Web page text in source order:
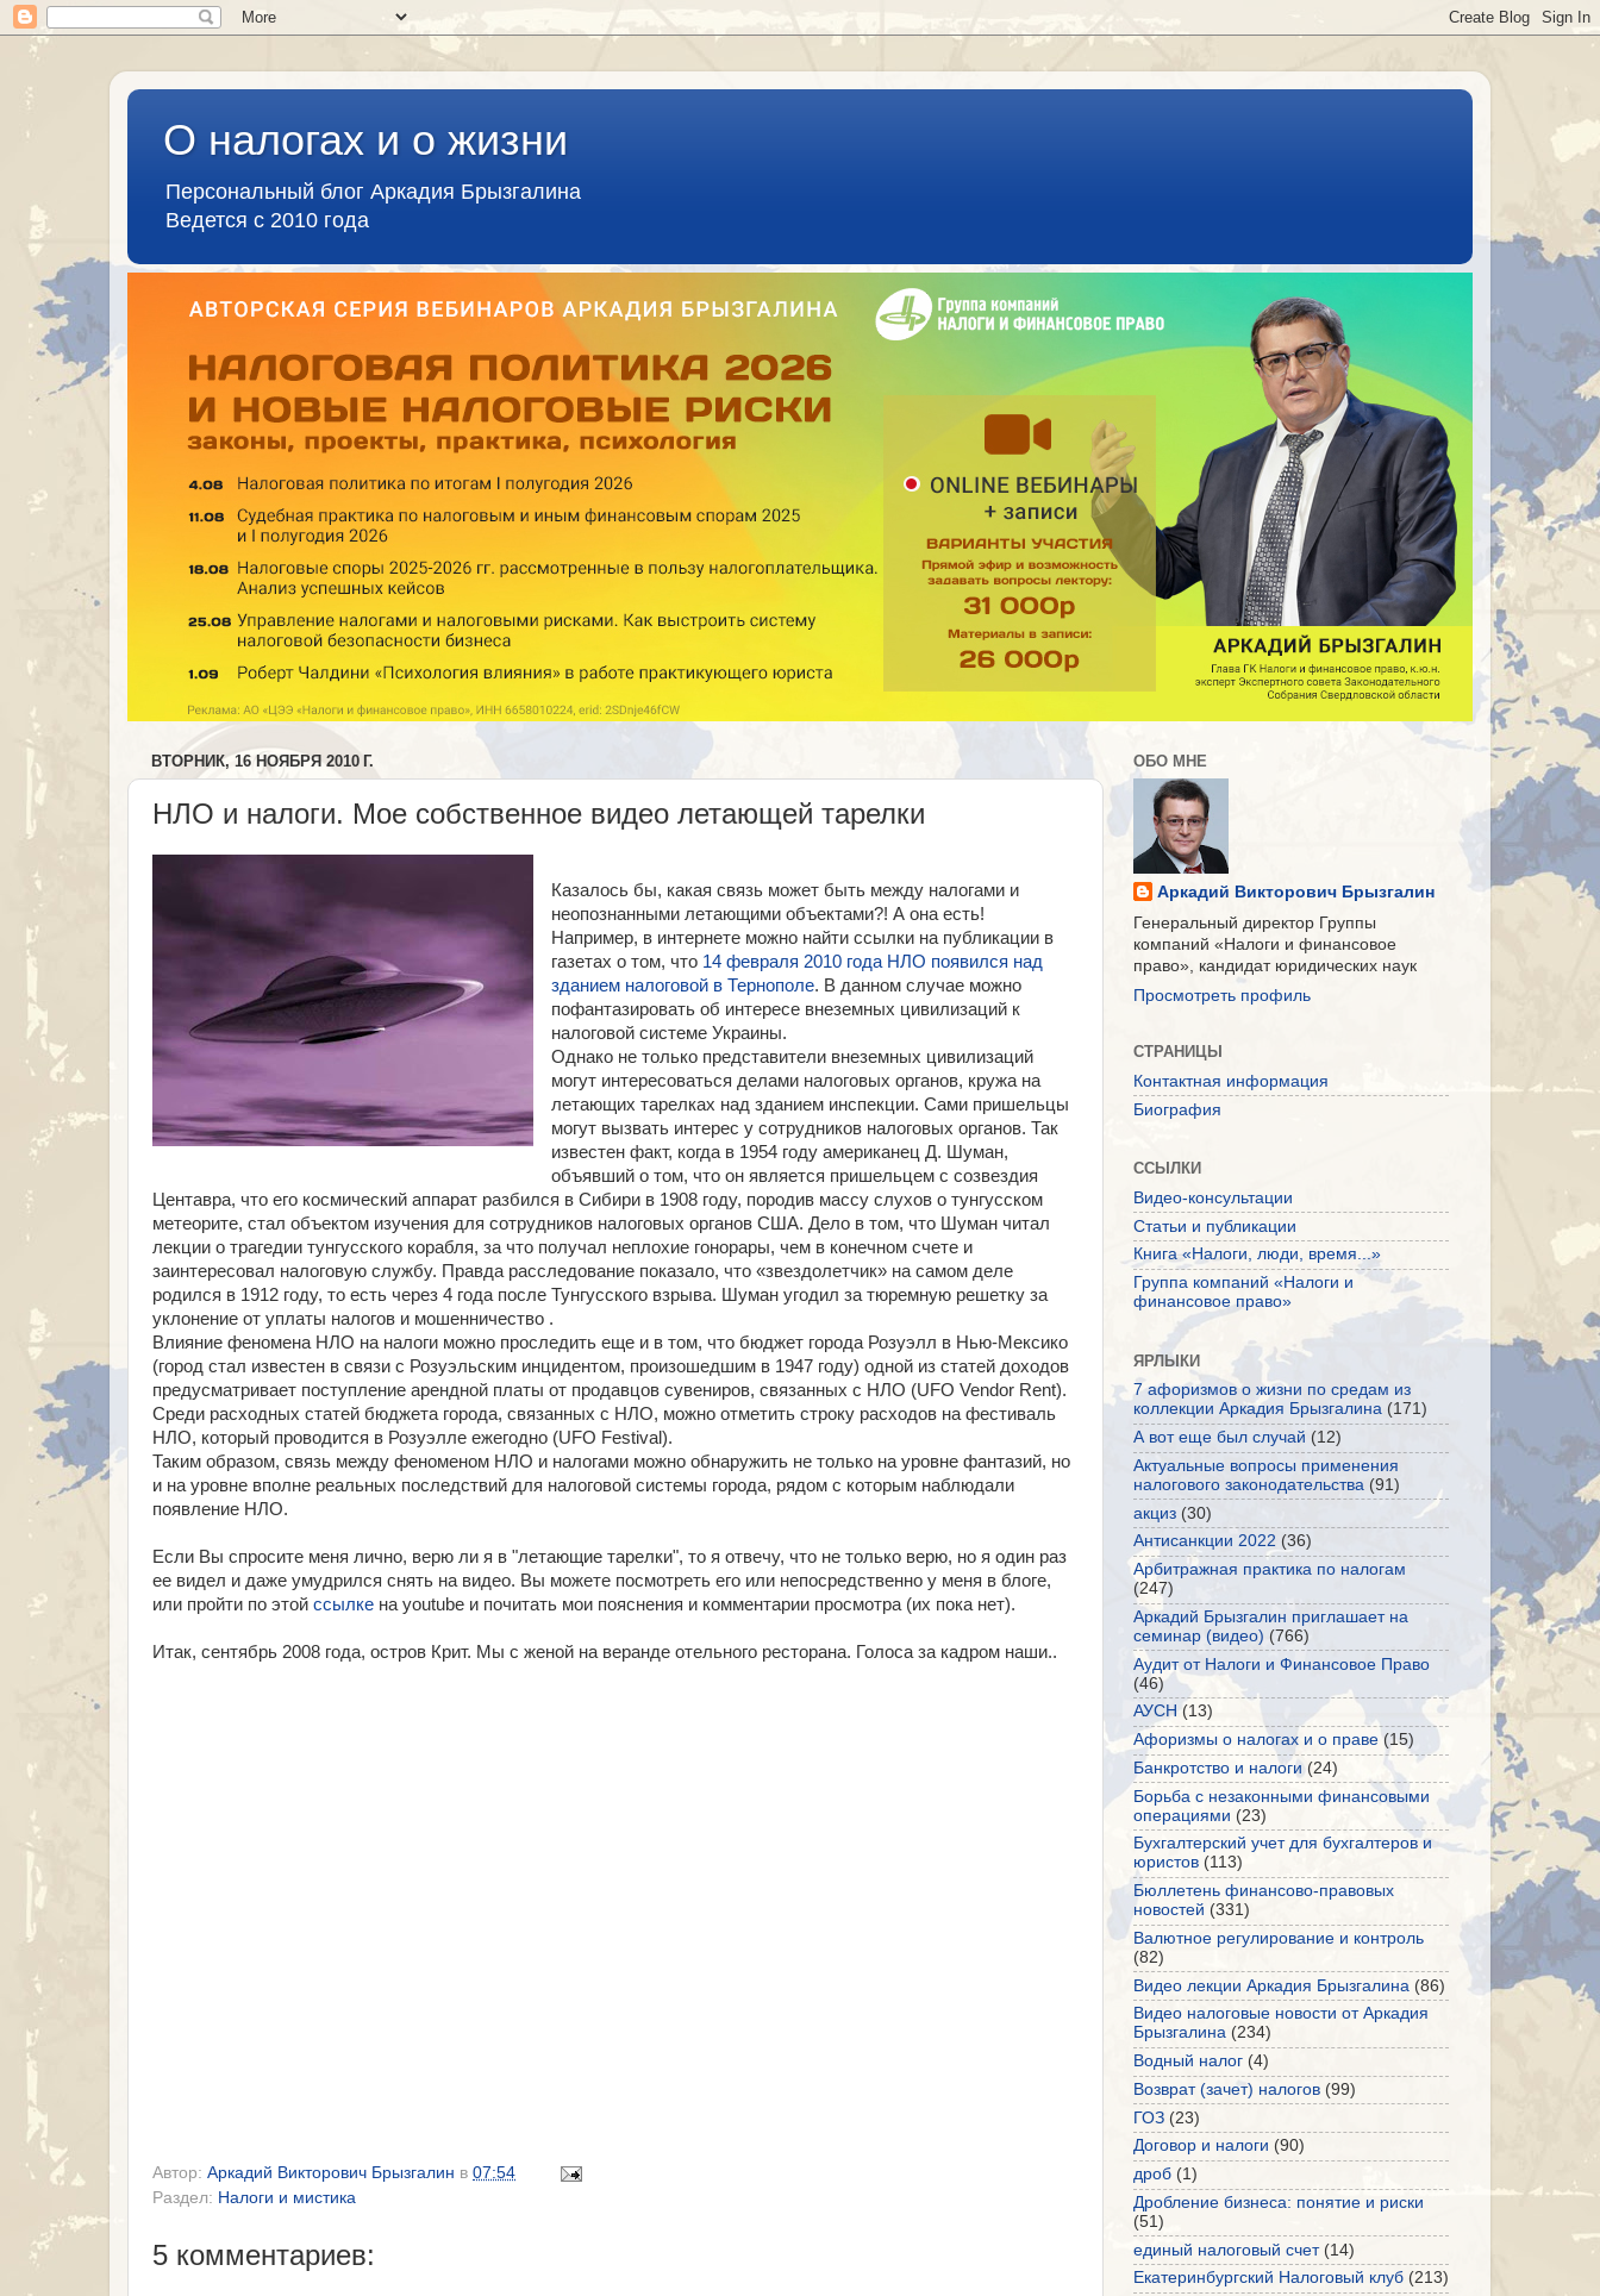
О налогах и о жизни
Персональный блог Аркадия Брызгалина
Ведется с 2010 года
ВТОРНИК, 16 НОЯБРЯ 2010 Г.
НЛО и налоги. Мое собственное видео летающей тарелки
Казалось бы, какая связь может быть между налогами и
неопознанными летающими объектами?! А она есть!
Например, в интернете можно найти ссылки на публикации в
газетах о том, что 14 февраля 2010 года НЛО появился над
зданием налоговой в Тернополе. В данном случае можно
пофантазировать об интересе внеземных цивилизаций к
налоговой системе Украины.
Однако не только представители внеземных цивилизаций
могут интересоваться делами налоговых органов, кружа на
летающих тарелках над зданием инспекции. Сами пришельцы
могут вызвать интерес у сотрудников налоговых органов. Так
известен факт, когда в 1954 году американец Д. Шуман,
объявший о том, что он является пришельцем с созвездия
Центавра, что его космический аппарат разбился в Сибири в 1908 году, породив массу слухов о тунгусском
метеорите, стал объектом изучения для сотрудников налоговых органов США. Дело в том, что Шуман читал
лекции о трагедии тунгусского корабля, за что получал неплохие гонорары, чем в конечном счете и
заинтересовал налоговую службу. Правда расследование показало, что «звездолетчик» на самом деле
родился в 1912 году, то есть через 4 года после Тунгусского взрыва. Шуман угодил за тюремную решетку за
уклонение от уплаты налогов и мошенничество .
Влияние феномена НЛО на налоги можно проследить еще и в том, что бюджет города Розуэлл в Нью-Мексико
(город стал известен в связи с Розуэльским инцидентом, произошедшим в 1947 году) одной из статей доходов
предусматривает поступление арендной платы от продавцов сувениров, связанных с НЛО (UFO Vendor Rent).
Среди расходных статей бюджета города, связанных с НЛО, можно отметить строку расходов на фестиваль
НЛО, который проводится в Розуэлле ежегодно (UFO Festival).
Таким образом, связь между феноменом НЛО и налогами можно обнаружить не только на уровне фантазий, но
и на уровне вполне реальных последствий для налоговой системы города, рядом с которым наблюдали
появление НЛО.
Если Вы спросите меня лично, верю ли я в "летающие тарелки", то я отвечу, что не только верю, но я один раз
ее видел и даже умудрился снять на видео. Вы можете посмотреть его или непосредственно у меня в блоге,
или пройти по этой ссылке на youtube и почитать мои пояснения и комментарии просмотра (их пока нет).
Итак, сентябрь 2008 года, остров Крит. Мы с женой на веранде отельного ресторана. Голоса за кадром наши..
Автор: Аркадий Викторович Брызгалин в 07:54
Раздел: Налоги и мистика
5 комментариев:
ОБО МНЕ
Аркадий Викторович Брызгалин
Генеральный директор Группы
компаний «Налоги и финансовое
право», кандидат юридических наук
Просмотреть профиль
СТРАНИЦЫ
Контактная информация
Биография
ССЫЛКИ
Видео-консультации
Статьи и публикации
Книга «Налоги, люди, время...»
Группа компаний «Налоги и
финансовое право»
ЯРЛЫКИ
7 афоризмов о жизни по средам из
коллекции Аркадия Брызгалина (171)
А вот еще был случай (12)
Актуальные вопросы применения
налогового законодательства (91)
акциз (30)
Антисанкции 2022 (36)
Арбитражная практика по налогам
(247)
Аркадий Брызгалин приглашает на
семинар (видео) (766)
Аудит от Налоги и Финансовое Право
(46)
АУСН (13)
Афоризмы о налогах и о праве (15)
Банкротство и налоги (24)
Борьба с незаконными финансовыми
операциями (23)
Бухгалтерский учет для бухгалтеров и
юристов (113)
Бюллетень финансово-правовых
новостей (331)
Валютное регулирование и контроль
(82)
Видео лекции Аркадия Брызгалина (86)
Видео налоговые новости от Аркадия
Брызгалина (234)
Водный налог (4)
Возврат (зачет) налогов (99)
ГОЗ (23)
Договор и налоги (90)
дроб (1)
Дробление бизнеса: понятие и риски
(51)
единый налоговый счет (14)
Екатеринбургский Налоговый клуб (213)